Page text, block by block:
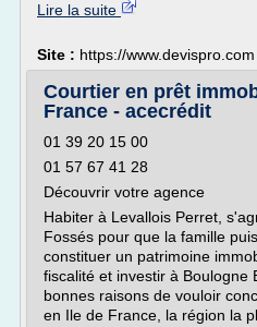
Lire la suite
Site : https://www.devispro.com
Courtier en prêt
France - acecrédit
01 39 20 15 00
01 57 67 41 28
Découvrir votre agence
Habiter à Levallois Perret,
Fossés pour que la famille
constituer un patrimoine
fiscalité et investir à
bonnes raisons de vouloir
en Ile de France, la région la